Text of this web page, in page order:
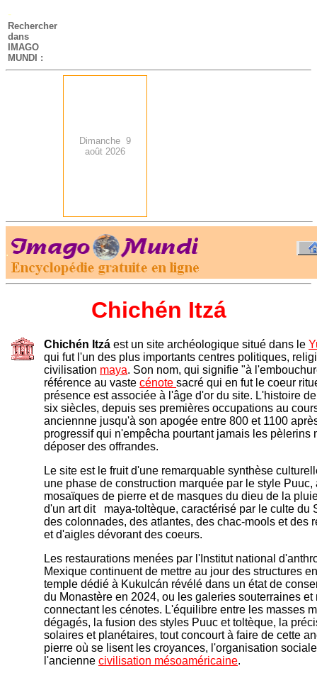
-
Rechercher
dans
IMAGO
MUNDI :
Dimanche 9
août 2026
.
Chichén Itzá
Chichén Itzá est un site archéologique situé dans le
qui fut l'un des plus importants centres politiques,
civilisation maya. Son nom, qui signifie "à
référence au vaste cénote sacré qui en fut le coeur
présence est associée à l'âge d'or du site. L'histoire
six siècles, depuis ses premières occupations au
anciennne jusqu'à son apogée entre 800 et 1100
progressif qui n'empêcha pourtant jamais les pèlerins
déposer des offrandes.
Le site est le fruit d'une remarquable synthèse
une phase de construction marquée par le style
mosaïques de pierre et de masques du dieu de la
d'un art dit maya-toltèque, caractérisé par le culte du
des colonnades, des atlantes, des chac-mools et des
et d'aigles dévorant des coeurs.
Les restaurations menées par l'Institut national
Mexique continuent de mettre au jour des structures
temple dédié à Kukulcán révélé dans un état de
du Monastère en 2024, ou les galeries souterraines et
connectant les cénotes. L'équilibre entre les masses
dégagés, la fusion des styles Puuc et toltèque, la
solaires et planétaires, tout concourt à faire de cette
pierre où se lisent les croyances, l'organisation
l'ancienne civilisation mésoaméricaine.